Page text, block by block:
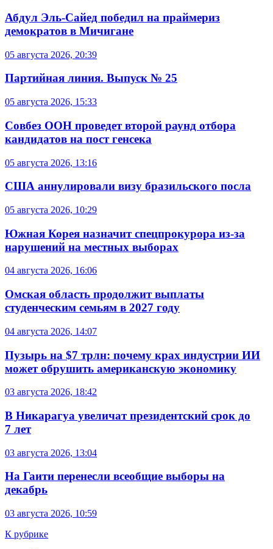
Абдул Эль-Сайед победил на праймериз
демократов в Мичигане
05 августа 2026, 20:39
Партийная линия. Выпуск № 25
05 августа 2026, 15:33
Совбез ООН проведет второй раунд отбора
кандидатов на пост генсека
05 августа 2026, 13:16
США аннулировали визу бразильского посла
05 августа 2026, 10:29
Южная Корея назначит спецпрокурора из-за
нарушений на местных выборах
04 августа 2026, 16:06
Омская область продолжит выплаты
студенческим семьям в 2027 году
04 августа 2026, 14:07
Пузырь на $7 трлн: почему крах индустрии ИИ
может обрушить американскую экономику
03 августа 2026, 18:42
В Никарагуа увеличат президентский срок до
7 лет
03 августа 2026, 13:04
На Гаити перенесли всеобщие выборы на
декабрь
03 августа 2026, 10:59
К рубрике